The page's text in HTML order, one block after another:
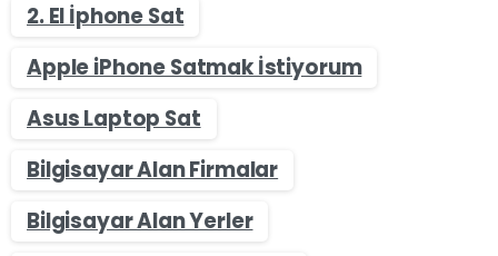
2. El İphone Sat
Apple iPhone Satmak İstiyorum
Asus Laptop Sat
Bilgisayar Alan Firmalar
Bilgisayar Alan Yerler